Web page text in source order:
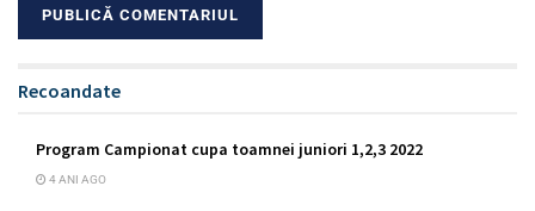
Recoandate
Program Campionat cupa toamnei juniori 1,2,3 2022
4 ANI AGO